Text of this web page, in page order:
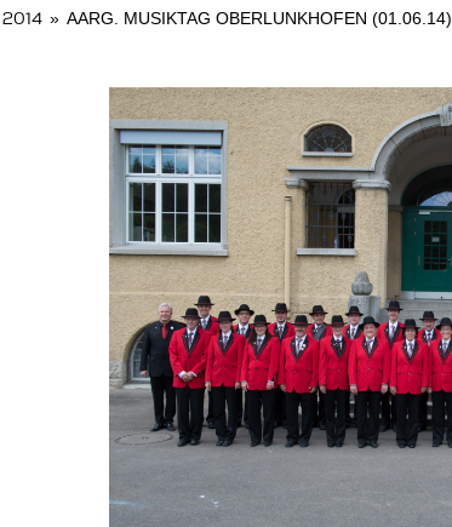
2014 » AARG. MUSIKTAG OBERLUNKHOFEN (01.06.14)